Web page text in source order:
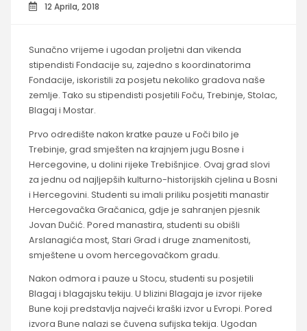
12 Aprila, 2018
Sunačno vrijeme i ugodan proljetni dan vikenda
stipendisti Fondacije su, zajedno s koordinatorima
Fondacije, iskoristili za posjetu nekoliko gradova naše
zemlje. Tako su stipendisti posjetili Foču, Trebinje, Stolac,
Blagaj i Mostar.
Prvo odredište nakon kratke pauze u Foči bilo je
Trebinje, grad smješten na krajnjem jugu Bosne i
Hercegovine, u dolini rijeke Trebišnjice. Ovaj grad slovi
za jednu od najljepših kulturno-historijskih cjelina u Bosni
i Hercegovini. Studenti su imali priliku posjetiti manastir
Hercegovačka Gračanica, gdje je sahranjen pjesnik
Jovan Dučić. Pored manastira, studenti su obišli
Arslanagića most, Stari Grad i druge znamenitosti,
smještene u ovom hercegovačkom gradu.
Nakon odmora i pauze u Stocu, studenti su posjetili
Blagaj i blagajsku tekiju. U blizini Blagaja je izvor rijeke
Bune koji predstavlja najveći kraški izvor u Evropi. Pored
izvora Bune nalazi se čuvena sufijska tekija. Ugodan